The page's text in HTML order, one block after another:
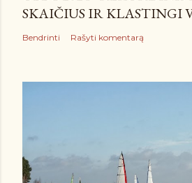
SKAIČIUS IR KLASTINGI
Bendrinti Rašyti komentarą